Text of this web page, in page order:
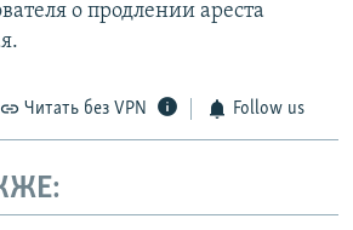
о продлении ареста
Читать без VPN Follow us